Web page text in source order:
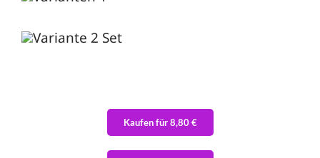
Kaufen für 8,80 €